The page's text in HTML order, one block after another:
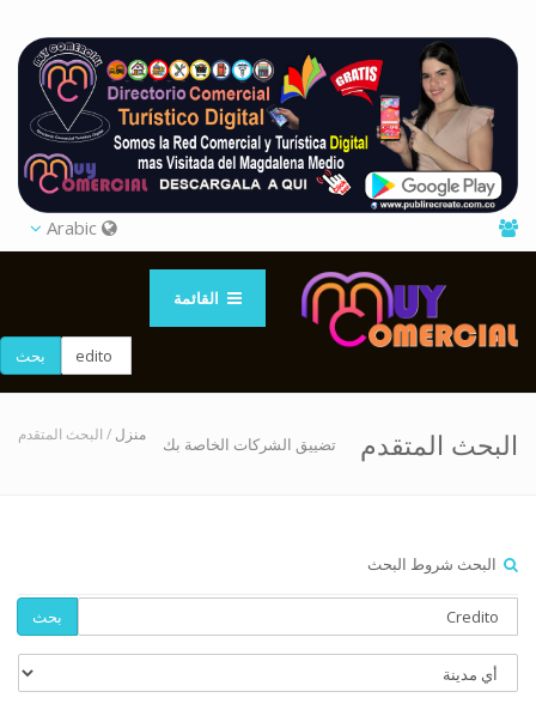
القائمة
بحث
البحث المتقدم تضييق الشركات الخاصة بك منزل / البحث المتقدم
البحث شروط البحث
بحث